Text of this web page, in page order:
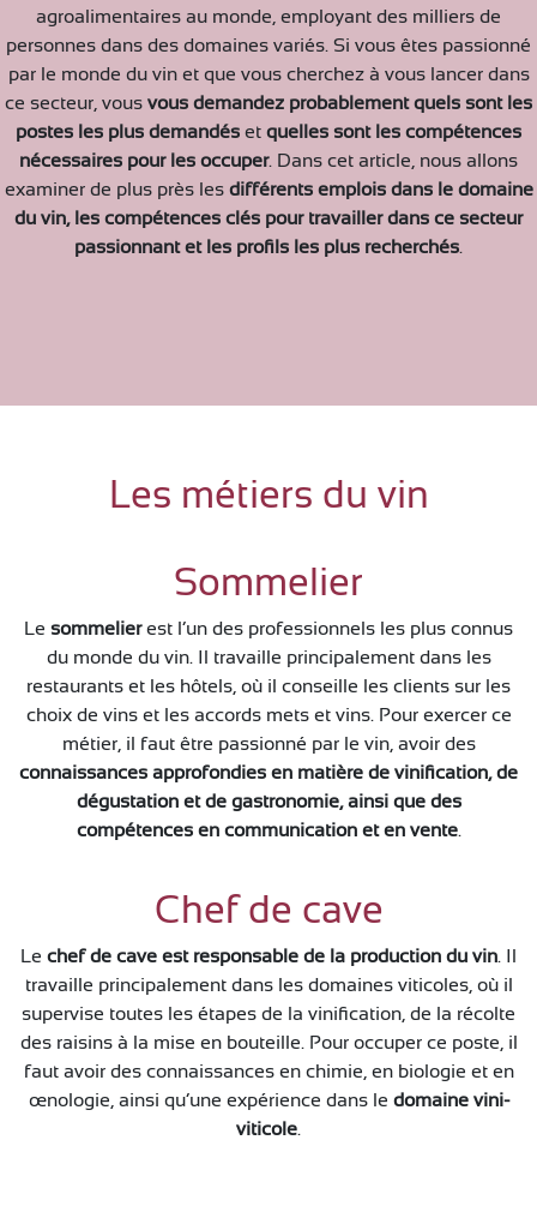
agroalimentaires au monde, employant des milliers de
personnes dans des domaines variés. Si vous êtes passionné
par le monde du vin et que vous cherchez à vous lancer dans
ce secteur, vous vous demandez probablement quels sont les
postes les plus demandés et quelles sont les compétences
nécessaires pour les occuper. Dans cet article, nous allons
examiner de plus près les différents emplois dans le domaine
du vin, les compétences clés pour travailler dans ce secteur
passionnant et les profils les plus recherchés.
Les métiers du vin
Sommelier
Le sommelierest l’un des professionnels les plus connus
du monde du vin. Il travaille principalement dans les
restaurants et les hôtels, où il conseille les clients sur les
choix de vins et les accords mets et vins. Pour exercer ce
métier, il faut être passionné par le vin, avoir des
connaissances approfondies en matière de vinification, de
dégustation et de gastronomie, ainsi que des
compétences en communication et en vente.
Chef de cave
Le chef de cave est responsable de la production du vin. Il
travaille principalement dans les domaines viticoles, où il
supervise toutes les étapes de la vinification, de la récolte
des raisins à la mise en bouteille. Pour occuper ce poste, il
faut avoir des connaissances en chimie, en biologie et en
œnologie, ainsi qu’une expérience dans le domaine vini-
viticole.